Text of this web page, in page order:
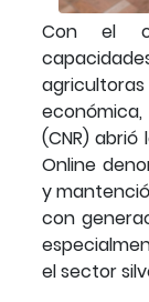
Con el
económica,
(CNR)
Online
y
con
el sector